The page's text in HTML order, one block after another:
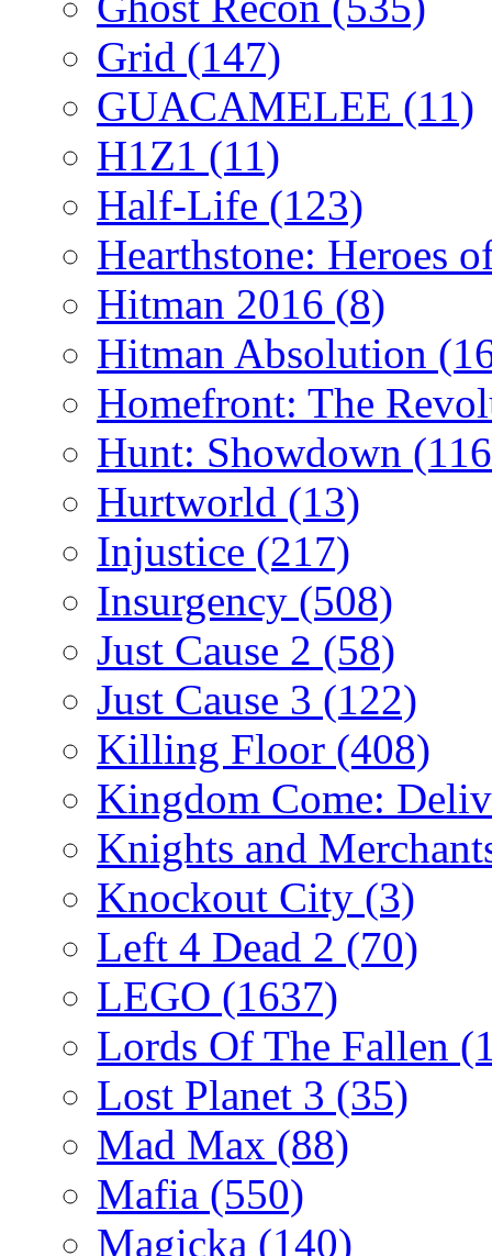
Grid (147)
GUACAMELEE (11)
H1Z1 (11)
Half-Life (123)
Hearthstone: Heroes
Hitman 2016 (8)
Hitman Absolution
Homefront: The
Hunt: Showdown
Hurtworld (13)
Injustice (217)
Insurgency (508)
Just Cause 2 (58)
Just Cause 3 (122)
Killing Floor (408)
Kingdom Come:
Knights and
Knockout City (3)
Left 4 Dead 2 (70)
LEGO (1637)
Lords Of The Fallen
Lost Planet 3 (35)
Mad Max (88)
Mafia (550)
Magicka (140)